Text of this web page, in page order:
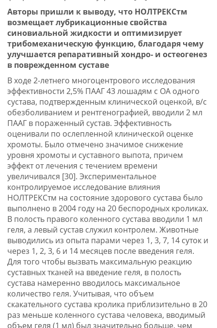
Авторы пришли к выводу, что НОЛТРЕКСтм
возмещает лубрикационные свойства
синовиальной жидкости и оптимизирует
трибомеханическую функцию, благодаря чему
улучшается репаративный хондро- и остеогенез
в поврежденном суставе
В ходе 2-летнего многоцентрового исследования
эффективности 2,5% ПААГ 43 лошадям с ОА одного
сустава, подтвержденным клинической оценкой, в/с
обезболиванием и рентгенографией, вводили 2 мл
ПААГ в пораженный сустав. Эффективность
оценивали по ослепленной клинической оценке
хромоты. Было отмечено значимое снижение
уровня хромоты и суставного выпота, причем
эффект от лечения с течением времени
увеличивался [30]. Экспериментальное
контролируемое исследование влияния
НОЛТРЕКСтм на состояние здорового сустава было
выполнено в 2004 году на 20 беспородных кроликах.
В полость правого коленного сустава вводили 1 мл
геля, а левый сустав служил контролем. Животные
выводились из опыта парами через 1, 3, 7, 14 суток и
через 1, 2, 3, 6 и 14 месяцев после введения геля.
Для того чтобы вызвать максимальную реакцию
суставных тканей на введение геля, в полость
сустава намеренно вводилось максимальное
количество геля. Учитывая, что объем
скакательного сустава кролика приблизительно в 20
раз меньше коленного сустава человека, вводимый
объем геля (1 мл) был значительно больше, чем